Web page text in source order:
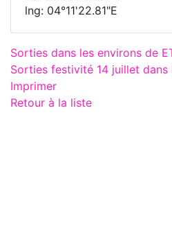
lng: 04°11'22.81"E
Sorties dans les environs de
Sorties festivité 14 juillet dans
Imprimer
Retour à la liste